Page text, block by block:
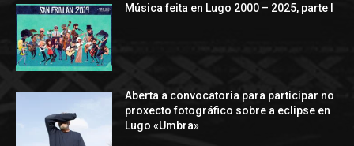
Música feita en Lugo 2000 – 2025, parte I
Aberta a convocatoria para participar no
proxecto fotográfico sobre a eclipse en
Lugo «Umbra»